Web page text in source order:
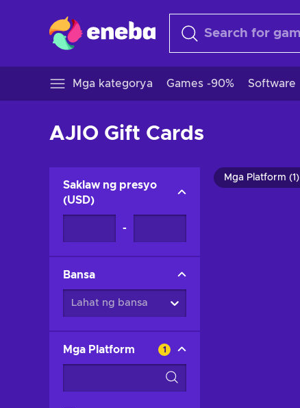
Mga kategorya Games -90% Software
AJIO Gift Cards
Saklaw ng presyo
(USD)
-
Bansa
Lahat ng bansa
Mga Platform 1
Mga Platform (1)